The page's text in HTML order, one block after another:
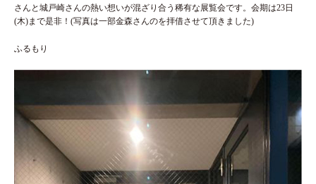
さんと城戸崎さんの熱い想いが混ざり合う稀有な展覧会です。会期は23日
(木)まで是非！(写真は一部金森さんのを拝借させて頂きました)
ふるもり